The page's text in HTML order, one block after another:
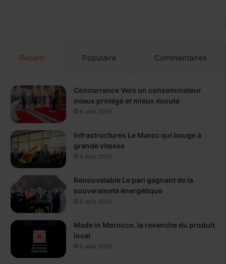
Récent Populaire Commentaires
Concurrence Vers un consommateur
mieux protégé et mieux écouté
6 août 2026
Infrastructures Le Maroc qui bouge à
grande vitesse
6 août 2026
Renouvelable Le pari gagnant de la
souveraineté énergétique
6 août 2026
Made in Morocco, la revanche du produit
local
6 août 2026